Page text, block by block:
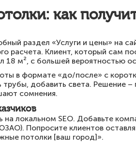
как
раздел «Услуги и цены» на
расчета. Клиент, который сам
18 м², с большей вероятностью
в формате «до/после» с
трубы, добавить света. Решение
сомнения.
на локальном SEO. Добавьте
Попросите клиентов
потолки [ваш город]».